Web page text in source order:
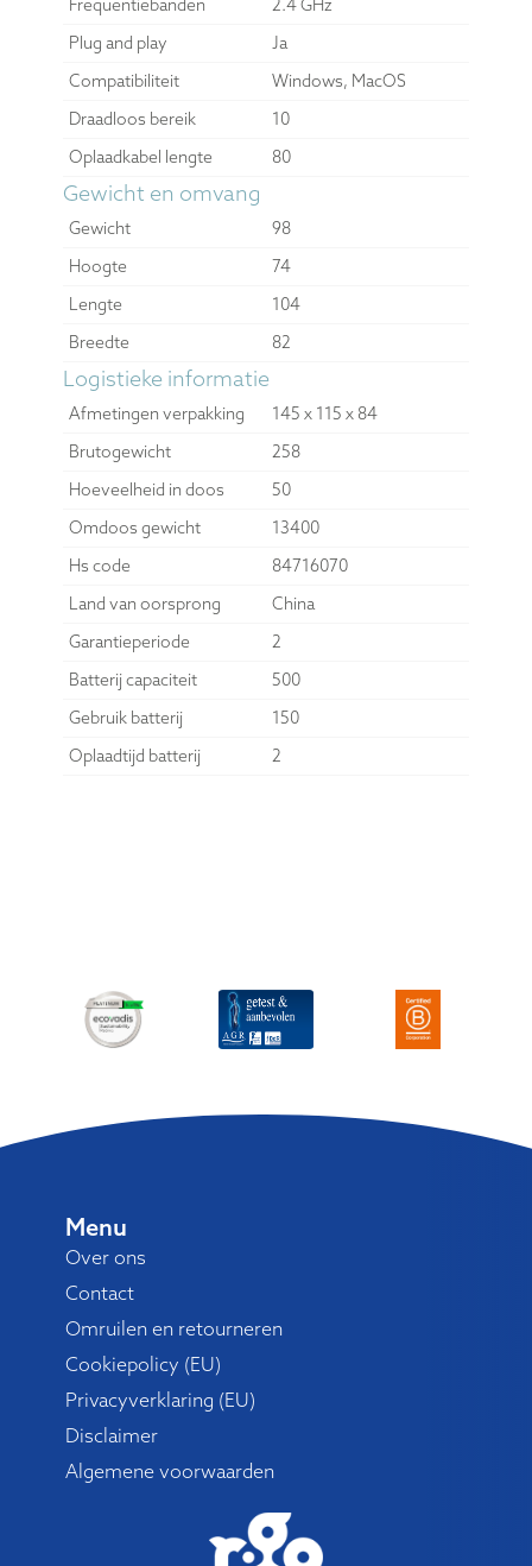
Plug and play
Ja
Compatibiliteit
Windows, MacOS
Draadloos bereik
10
Oplaadkabel lengte
80
Gewicht en omvang
Gewicht
98
Hoogte
74
Lengte
104
Breedte
82
Logistieke informatie
Afmetingen verpakking
145 x 115 x 84
Brutogewicht
258
Hoeveelheid in doos
50
Omdoos gewicht
13400
Hs code
84716070
Land van oorsprong
China
Garantieperiode
2
Batterij capaciteit
500
Gebruik batterij
150
Oplaadtijd batterij
2
Menu
Over ons
Contact
Omruilen en retourneren
Cookiepolicy (EU)
Privacyverklaring (EU)
Disclaimer
Algemene voorwaarden